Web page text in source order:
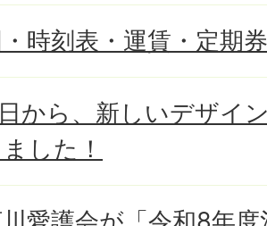
時刻表・運賃・定期券
から、新しいデザイ
した！